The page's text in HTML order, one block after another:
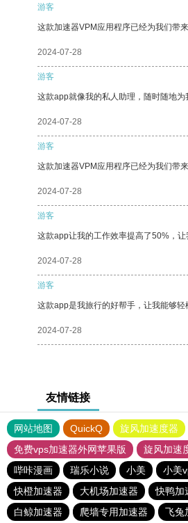
游客
这款加速器VPM应用程序已经为我们带
2024-07-28
游客
这款app就像我的私人助理，随时随地
2024-07-28
游客
这款加速器VPM应用程序已经为我们带
2024-07-28
游客
这款app让我的工作效率提高了50%，
2024-07-28
游客
这款app是我旅行的好帮手，让我能够轻
2024-07-28
友情链接
网站地图 QuickQ 旋风加速度器
免费vps加速器外网苹果版
旋风加速
哔咔漫画
瑞乐小说 小美 小美
快橙加速器
大机场加速器 快鸭加
白鲸加速器
爬墙专用加速器 飞兔